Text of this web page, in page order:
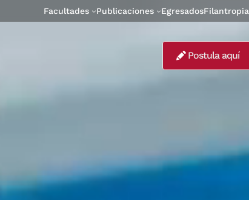
Facultades Publicaciones EgresadosFilantropia
Postula aquí